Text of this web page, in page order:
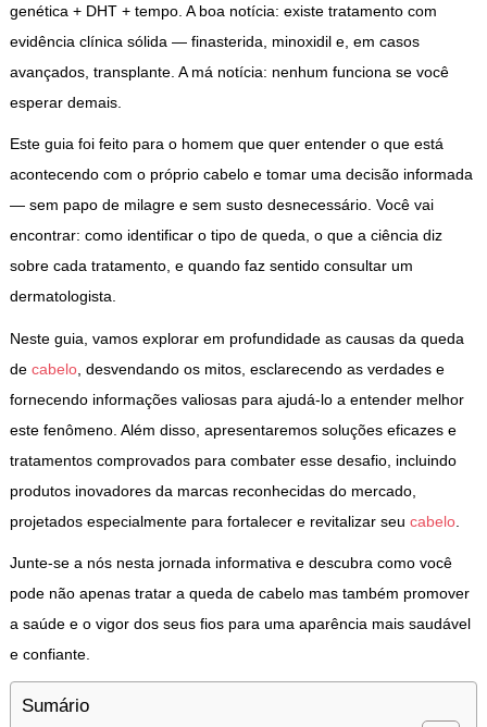
genética + DHT + tempo. A boa notícia: existe tratamento com
evidência clínica sólida — finasterida, minoxidil e, em casos
avançados, transplante. A má notícia: nenhum funciona se você
esperar demais.
Este guia foi feito para o homem que quer entender o que está
acontecendo com o próprio cabelo e tomar uma decisão informada
— sem papo de milagre e sem susto desnecessário. Você vai
encontrar: como identificar o tipo de queda, o que a ciência diz
sobre cada tratamento, e quando faz sentido consultar um
dermatologista.
Neste guia, vamos explorar em profundidade as causas da queda
de cabelo, desvendando os mitos, esclarecendo as verdades e
fornecendo informações valiosas para ajudá-lo a entender melhor
este fenômeno. Além disso, apresentaremos soluções eficazes e
tratamentos comprovados para combater esse desafio, incluindo
produtos inovadores da marcas reconhecidas do mercado,
projetados especialmente para fortalecer e revitalizar seu cabelo.
Junte-se a nós nesta jornada informativa e descubra como você
pode não apenas tratar a queda de cabelo mas também promover
a saúde e o vigor dos seus fios para uma aparência mais saudável
e confiante.
Sumário